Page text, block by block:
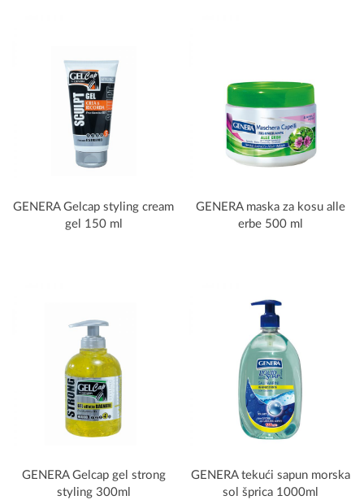
GENERA Gelcap styling cream
gel 150 ml
GENERA maska za kosu alle
erbe 500 ml
GENERA Gelcap gel strong
styling 300ml
GENERA tekući sapun morska
sol šprica 1000ml